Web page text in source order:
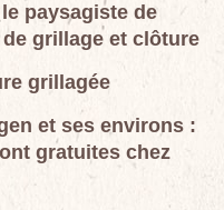
paysagiste de
grillage et clôture
grillagée
et ses environs :
gratuites chez